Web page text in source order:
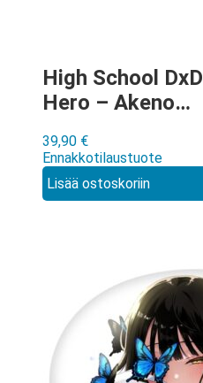
High School DxD
Hero – Akeno
kumimatto
39,90 €
Ennakkotilaustuote
Lisää ostoskoriin